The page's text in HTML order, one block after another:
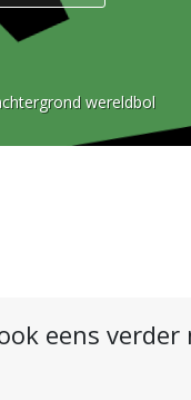
wereldbol
eens